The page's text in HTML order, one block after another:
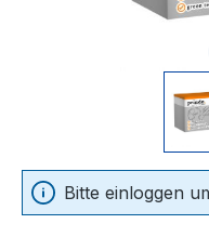
Bitte einloggen